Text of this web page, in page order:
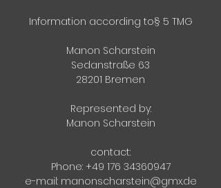
Information according to§ 5 TMG
Manon Scharstein
Sedanstraße 63
28201 Bremen
Represented by:
Manon Scharstein
contact:
Phone: +49 176 34360947
e-mail: manonscharstein@gmx.de